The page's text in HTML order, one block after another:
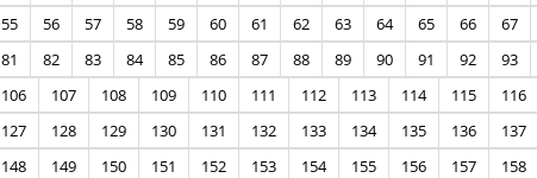
55
56 57 58 59 60 61 62 63 64 65 66 67
81
82 83 84 85 86 87 88 89 90 91 92 93
106
107 108 109 110 111 112 113 114 115 116
127
128 129 130 131 132 133 134 135 136 137
148
149 150 151 152 153 154 155 156 157 158